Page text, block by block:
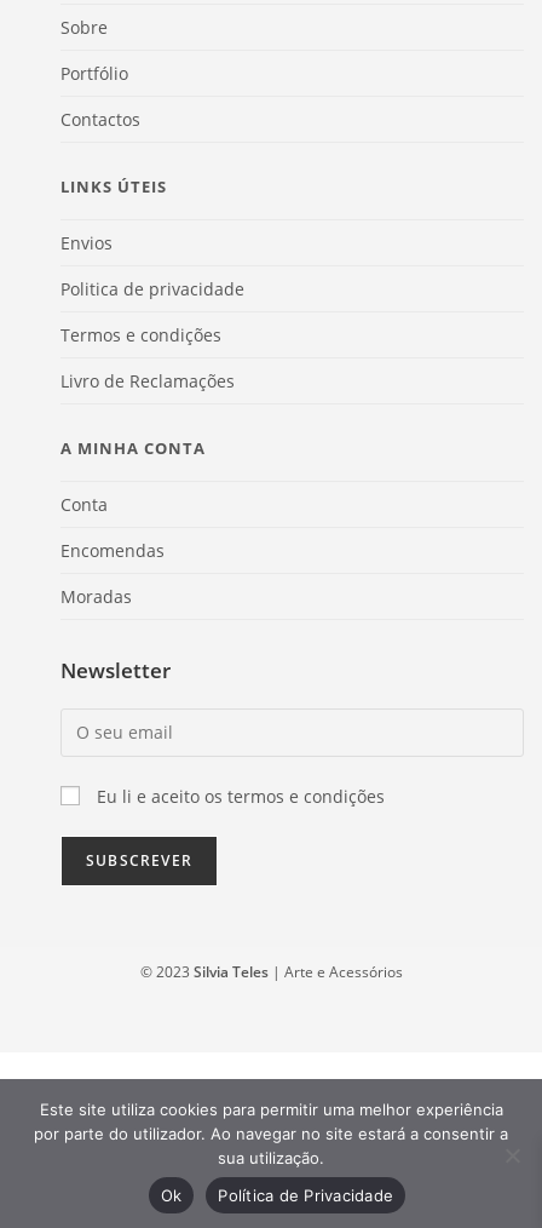
Sobre
Portfólio
Contactos
LINKS ÚTEIS
Envios
Politica de privacidade
Termos e condições
Livro de Reclamações
A MINHA CONTA
Conta
Encomendas
Moradas
Newsletter
Eu li e aceito os termos e condições
© 2023 Silvia Teles| Arte e Acessórios
Este site utiliza cookies para permitir uma melhor experiência
por parte do utilizador. Ao navegar no site estará a consentir a
sua utilização.
Ok
Política de Privacidade